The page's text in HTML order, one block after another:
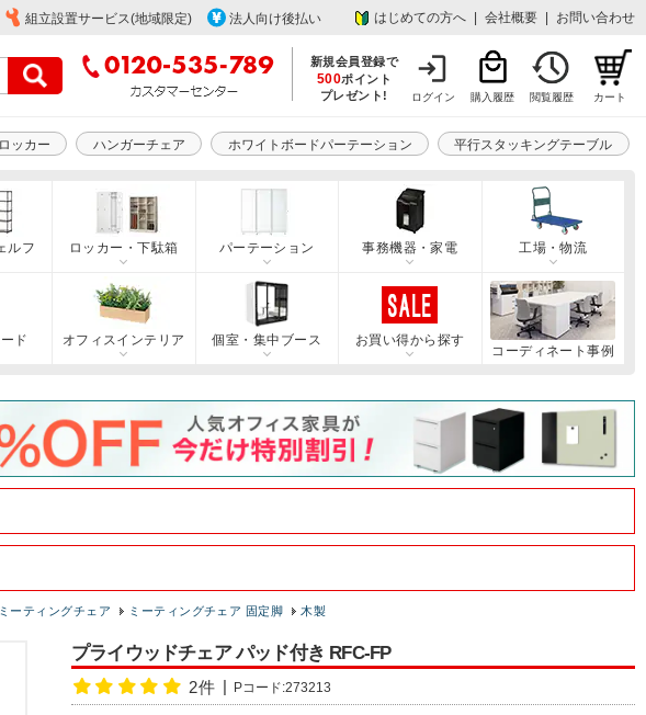
組立設置サービス(地域限定) 法人向け後払い はじめての方へ 会社概要 お問い合わせ
新規会員登録で
500ポイント
プレゼント!
ログイン 購入履歴 閲覧履歴 カート
ッカー ハンガーチェア ホワイトボードパーテーション 平行スタッキングテーブル
ルフ ロッカー・下駄箱 パーテーション 事務機器・家電 工場・物流
ド オフィスインテリア 個室・集中ブース
お買い得から探す
コーディネート事例
ーティングチェア ミーティングチェア 固定脚 木製
プライウッドチェア パッド付き RFC-FP
2件 Pコード:273213